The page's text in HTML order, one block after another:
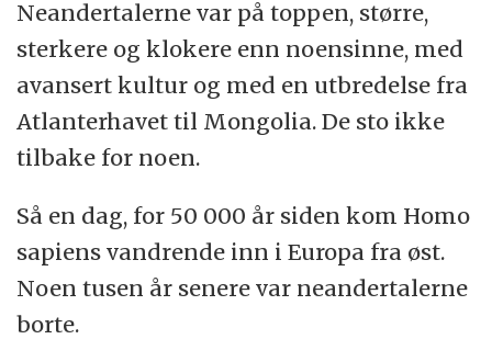
Neandertalerne var på toppen, større,
sterkere og klokere enn noensinne, med
avansert kultur og med en utbredelse fra
Atlanterhavet til Mongolia. De sto ikke
tilbake for noen.
Så en dag, for 50 000 år siden kom Homo
sapiens vandrende inn i Europa fra øst.
Noen tusen år senere var neandertalerne
borte.